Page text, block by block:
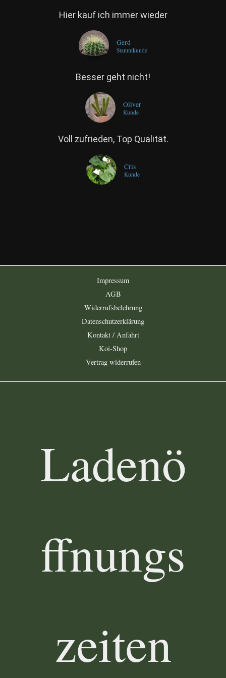
Hier kauf ich immer wieder
Gerd
Stammkunde
Besser geht nicht!
Oliver
Kunde
Voll zufrieden, Top Qualität.
Cris
Kunde
Impressum
AGB
Widerrufsbelehrung
Datenschutzerklärung
Kontakt / Anfahrt
Koi-Shop
Vertrag widerrufen
Ladenö
ffnungs
zeiten